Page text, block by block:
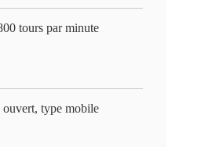
tours par minute
ouvert, type mobile